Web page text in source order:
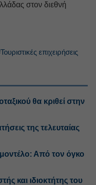
στον διεθνή
επιχειρήσεις
θα κριθεί στην
της τελευταίας
Από τον όγκο
και ιδιοκτήτης του